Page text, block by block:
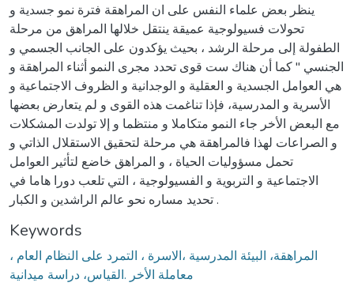
ينظر بعض علماء النفس على ان المراهقة فترة نمو جسدية و
تحولات فسيولوجية عميقة ينتقل خلالها المراهق من مرحلة
الطفولة إلى مرحلة الرشد ، بحيث يؤكدون على الجانب الجسمي و
الجنسي " كما أن هناك ست قوى تحدد مجرى النمو أثناء المراهقة و
هي العوامل الجسدية و العقلية و الوجدانية و الظروف الاجتماعية و
الأسرية و المدرسية، فإذا تناغمت هذه القوى و لم يتعارض بعضها
مع البعض الأخر جاء النمو متكاملا و منتظما و إلا تولدت المشكلات
و الصراعات لهذا فالمراهقة هي مرحلة لتحقيق الاستقلال الذاتي و
تحمل مسؤوليات الحياة ، و المراهق خاضع لتأثير العوامل
الاجتماعية و التربوية و الفسيولوجية ، التي تلعب دورا هاما في
تحديد مساره نحو عالم الراشدين و الكبار .
Keywords
المراهقة، البيئة المدرسية ،الاسرة ، التمرد على النظام العام ،
معاملة الأخر .القياس، دراسة ميدانية